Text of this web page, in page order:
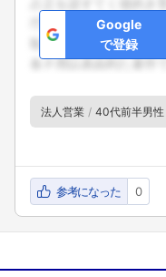
Google
で登録
法人営業 40代前半男性
参考になった 0